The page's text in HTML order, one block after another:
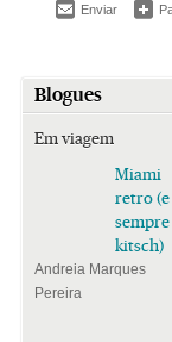
Enviar
Blogues
Em viagem
Miami
retro (e
sempre
kitsch)
Andreia Marques
Pereira